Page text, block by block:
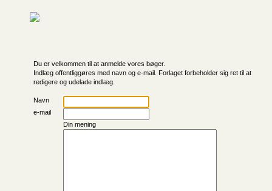
Du er velkommen til at anmelde vores bøger.
Indlæg offentliggøres med navn og e-mail. Forlaget forbeholder sig ret til at
redigere og udelade indlæg.
Navn
e-mail
Din mening